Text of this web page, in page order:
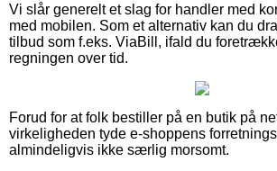
Vi slår generelt et slag for handler med
med mobilen. Som et alternativ kan du
tilbud som f.eks. ViaBill, ifald du
regningen over tid.
Forud for at folk bestiller på en butik på
virkeligheden tyde e-shoppens
almindeligvis ikke særlig morsomt.